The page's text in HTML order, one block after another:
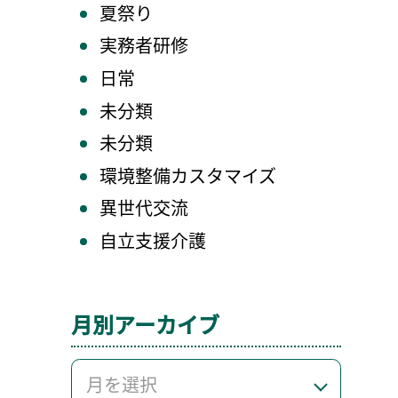
夏祭り
実務者研修
日常
未分類
未分類
環境整備カスタマイズ
異世代交流
自立支援介護
月別アーカイブ